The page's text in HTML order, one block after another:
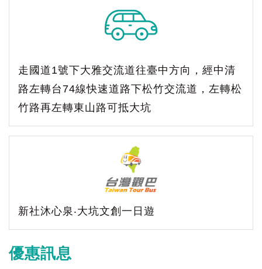
走國道1號下大雅交流道往臺中方向，經中清
路左轉台74線快速道路下松竹交流道，左轉松
竹路再左轉東山路可抵大坑
新社沐心泉‧大坑文創一日遊
優惠訊息